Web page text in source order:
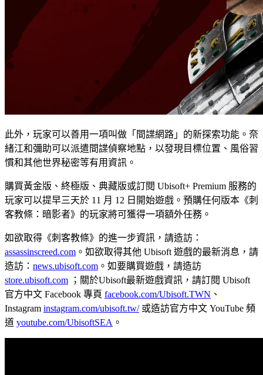
此外，玩家可以善用一項叫做「間諜網路」的新探索功能。奈
緒江和彌助可以派遣間諜偵察地點，以發現目標位置、風俗習
慣和其他世界秘密等有用資訊。
購買黃金版、終極版、典藏版或訂閱 Ubisoft+ Premium 服務的
玩家可以提早三天於 11 月 12 日開始遊戲。預購任何版本《刺
客教條：暗影者》的玩家將可獲得一項額外任務。
如欲取得《刺客教條》的進一步資訊，請造訪：
assassinscreed.com 。如欲取得其他 Ubisoft 遊戲的最新消息，請
造訪： news.ubisoft.com 。如要購買遊戲，請造訪
store.ubisoft.com ；關於Ubisoft最新遊戲資訊，請訂閱 Ubisoft
官方中文 Facebook 專頁 facebook.com/Ubisoft.TWN 、
Instagram instagram.com/ubisoft.tw/或造訪官方中文 YouTube 頻
道 youtube.com/UbisoftSEA 。